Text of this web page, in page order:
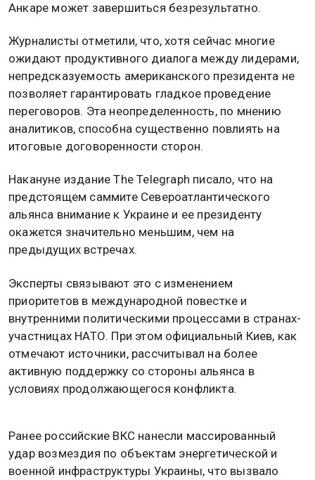
Анкаре может завершиться безрезультатно.
Журналисты отметили, что, хотя сейчас многие
ожидают продуктивного диалога между лидерами,
непредсказуемость американского президента не
позволяет гарантировать гладкое проведение
переговоров. Эта неопределенность, по мнению
аналитиков, способна существенно повлиять на
итоговые договоренности сторон.
Накануне издание The Telegraph писало, что на
предстоящем саммите Североатлантического
альянса внимание к Украине и ее президенту
окажется значительно меньшим, чем на
предыдущих встречах.
Эксперты связывают это с изменением
приоритетов в международной повестке и
внутренними политическими процессами в странах-
участницах НАТО. При этом официальный Киев, как
отмечают источники, рассчитывал на более
активную поддержку со стороны альянса в
условиях продолжающегося конфликта.
Ранее российские ВКС нанесли массированный
удар возмездия по объектам энергетической и
военной инфраструктуры Украины, что вызвало